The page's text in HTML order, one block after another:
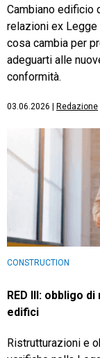
Cambiano edificio
relazioni ex
cosa cambia per
adeguarti alle
conformità.
03.06.2026 | Redazione
CONSTRUCTION
RED III: obbligo
edifici
Ristrutturazioni e